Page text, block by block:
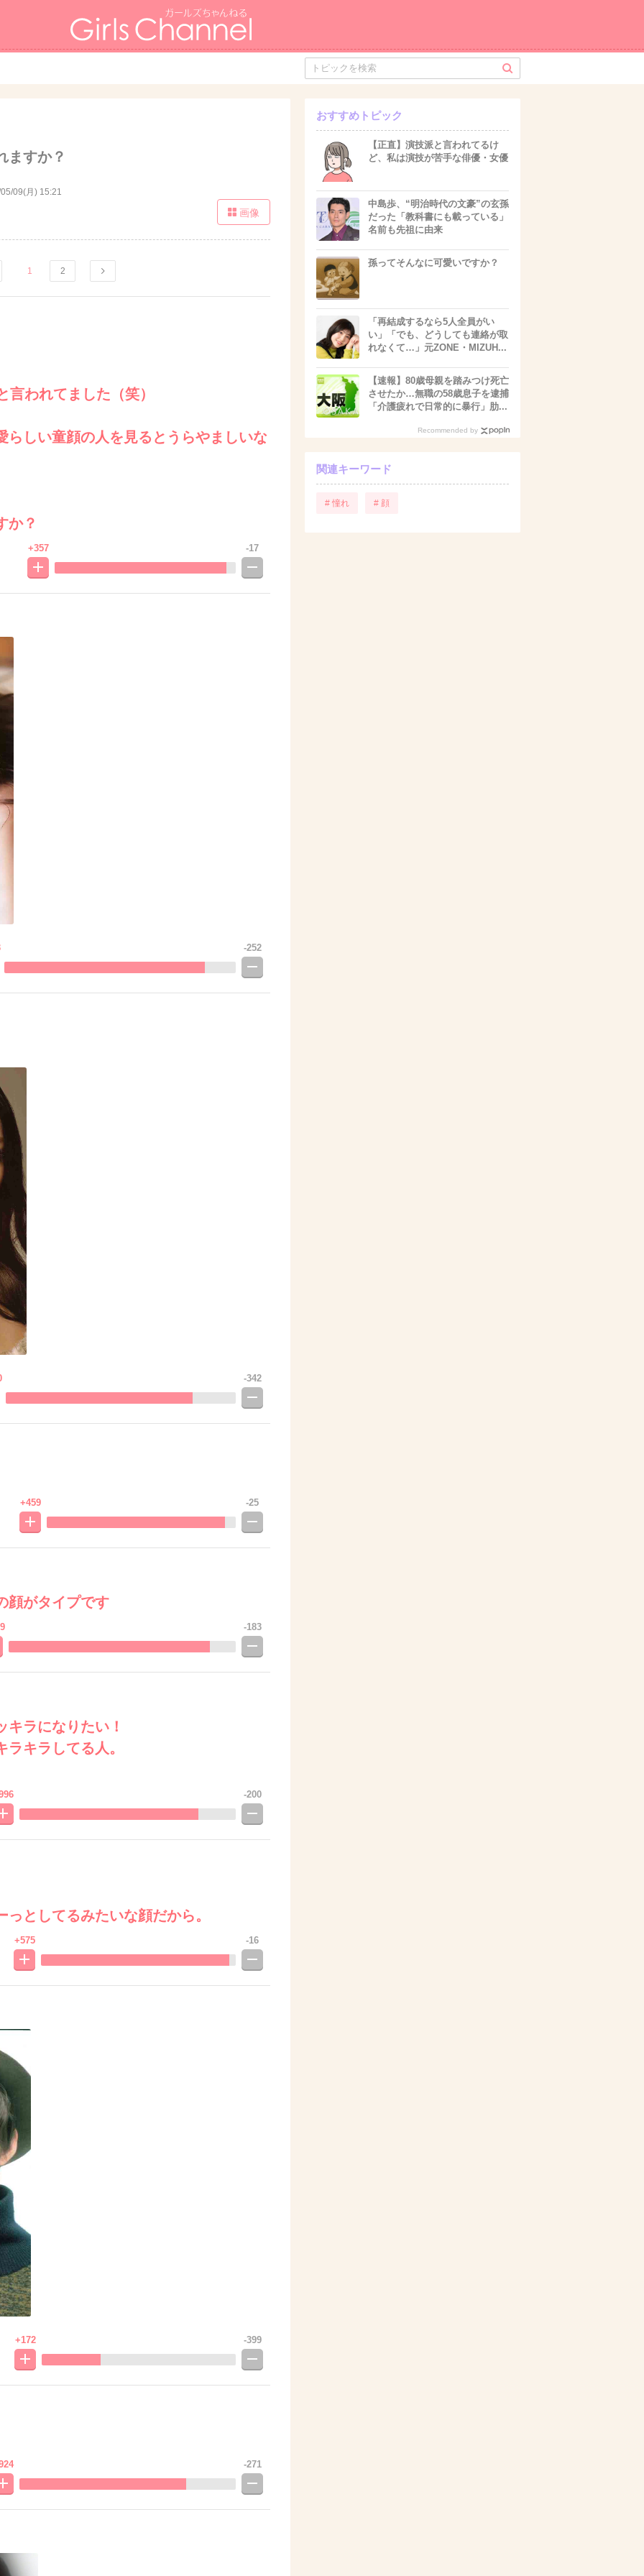
ますか？
09(月) 15:21
画像
1 2
われてました（笑）
らしい童顔の人を見るとうらやましいな
か？
+357 -17
-252
-342
+459 -25
顔がタイプです
-183
ラになりたい！
キラしてる人。
-200
としてるみたいな顔だから。
+575 -16
+172 -399
-271
おすすめトピック
【正直】演技派と言われてるけ
ど、私は演技が苦手な俳優・女優
中島歩、“明治時代の文豪”の玄孫
だった「教科書にも載っている」
名前も先祖に由来
孫ってそんなに可愛いですか？
「再結成するなら5人全員がい
い」「でも、どうしても連絡が取
れなくて…」元ZONE・MIZUH...
【速報】80歳母親を踏みつけ死亡
させたか…無職の58歳息子を逮捕
「介護疲れで日常的に暴行」肋...
Recommended by
関連キーワード
# 憧れ # 顔